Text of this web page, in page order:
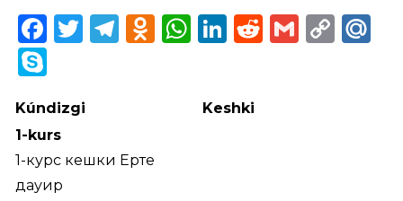
Facebook
Twitter
Telegram
Odnoklassniki
WhatsApp
LinkedIn
Reddit
Gmail
Kúndizgi
Keshki
1-kurs
1-курс кешки Ерте
дауир